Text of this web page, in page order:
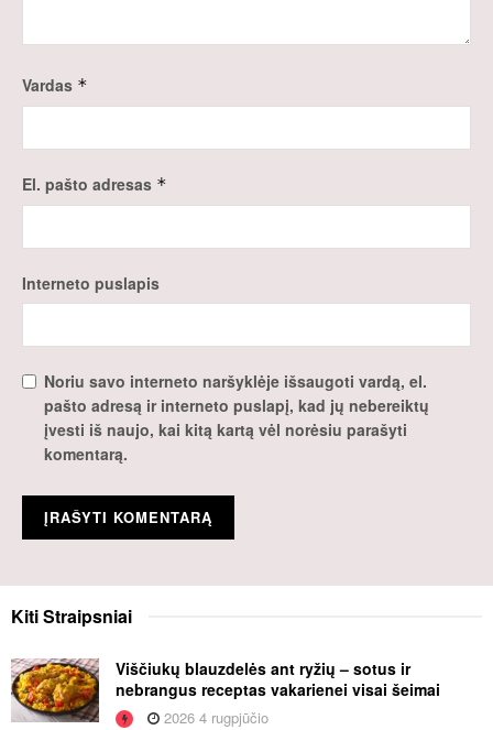
Vardas *
El. pašto adresas *
Interneto puslapis
Noriu savo interneto naršyklėje išsaugoti vardą, el.
pašto adresą ir interneto puslapį, kad jų nebereiktų
įvesti iš naujo, kai kitą kartą vėl norėsiu parašyti
komentarą.
KitiStraipsniai
Viščiukų blauzdelės ant ryžių – sotus ir
nebrangus receptas vakarienei visai šeimai
2026 4 rugpjūčio